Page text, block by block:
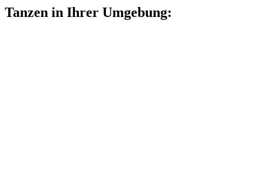
Tanzen in Ihrer Umgebung: